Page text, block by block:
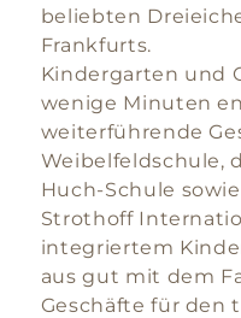
beliebten
Frankfurts.
Kindergarten und
wenige Minuten
weiterführende
Weibelfeldschule,
Huch-Schule
Strothoff
integriertem
aus gut mit dem
Geschäfte für den